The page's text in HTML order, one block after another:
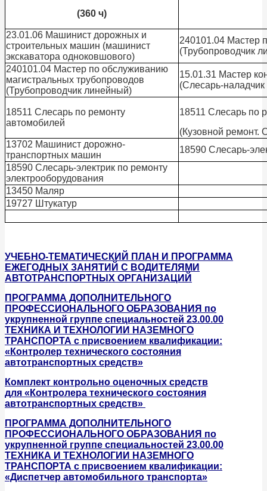
(360 ч)
23.01.06 Машинист дорожных и
строительных машин (машинист
экскаватора одноковшового)
240101.04 Мастер
(Трубопроводчик
240101.04 Мастер по обслуживанию
магистральных трубопроводов
(Трубопроводчик линейный)
15.01.31 Мастер
(Слесарь-
18511 Слесарь по ремонту
автомобилей
18511 Слесарь по
(Кузовной ремонт.
13702 Машинист дорожно-
транспортных машин
18590 Слесарь-
18590 Слесарь-электрик по ремонту
электрооборудования
13450 Маляр
19727 Штукатур
УЧЕБНО-ТЕМАТИЧЕСКИЙ ПЛАН И ПРОГРАММА
ЕЖЕГОДНЫХ ЗАНЯТИЙ С ВОДИТЕЛЯМИ
АВТОТРАНСПОРТНЫХ ОРГАНИЗАЦИЙ
ПРОГРАММА ДОПОЛНИТЕЛЬНОГО
ПРОФЕССИОНАЛЬНОГО ОБРАЗОВАНИЯ по
укрупненной группе специальностей 23.00.00
ТЕХНИКА И ТЕХНОЛОГИИ НАЗЕМНОГО
ТРАНСПОРТА с присвоением квалификации:
«Контролер технического состояния
автотранспортных средств»
Комплект контрольно оценочных средств
для «Контролера технического состояния
автотранспортных средств»
ПРОГРАММА ДОПОЛНИТЕЛЬНОГО
ПРОФЕССИОНАЛЬНОГО ОБРАЗОВАНИЯ по
укрупненной группе специальностей 23.00.00
ТЕХНИКА И ТЕХНОЛОГИИ НАЗЕМНОГО
ТРАНСПОРТА с присвоением квалификации:
«Диспетчер автомобильного транспорта»